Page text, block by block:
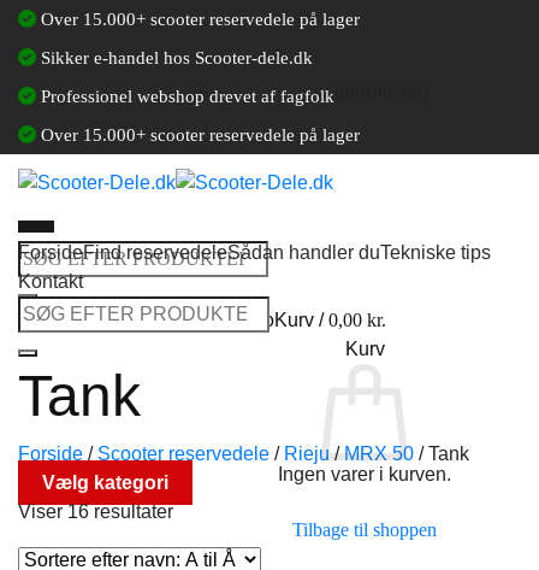
Fortsæt
indhold
Over 15.000+ scooter reservedele på lager
Sikker e-handel hos Scooter-dele.dk
Professionel webshop drevet af fagfolk
Over 15.000+ scooter reservedele på lager
Søg
efter:
Log ind / Opret en kundekontoKurv /0,00 kr.
Kurv
Ingen varer i kurven.
Tilbage til shoppen
ForsideFind reservedeleSådan handler duTekniske tips
Kontakt
Søg
efter:
Tank
Forside / Scooter reservedele / Rieju / MRX 50 /Tank
Vælg kategori
Viser 16 resultater